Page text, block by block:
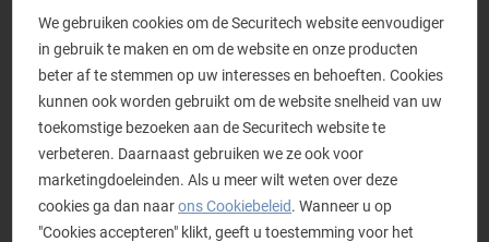
Politie
We gebruiken cookies om de Securitech website eenvoudiger
in gebruik te maken en om de website en onze producten
beter af te stemmen op uw interesses en behoeften. Cookies
kunnen ook worden gebruikt om de website snelheid van uw
toekomstige bezoeken aan de Securitech website te
verbeteren. Daarnaast gebruiken we ze ook voor
marketingdoeleinden. Als u meer wilt weten over deze
cookies ga dan naar ons Cookiebeleid. Wanneer u op
"Cookies accepteren" klikt, geeft u toestemming voor het